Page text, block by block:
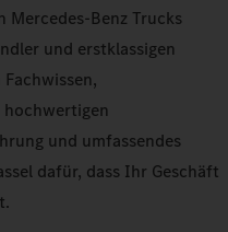
Mercedes-Benz Trucks
und erstklassigen
hochwertigen
und umfassendes
dafür, dass Ihr Geschäft